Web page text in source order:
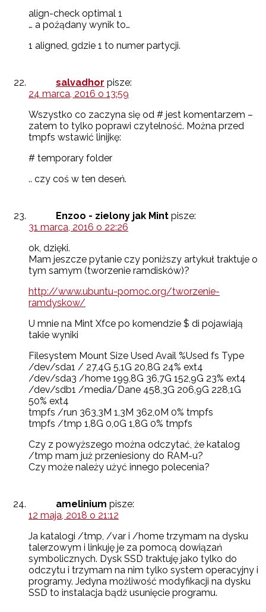
align-check optimal 1
… a pożądany wynik to…
1 aligned, gdzie 1 to numer partycji.
salvadhor pisze:
24 marca, 2016 o 13:59
Wszystko co zaczyna się od # jest komentarzem –
zatem to tylko poprawi czytelność. Można przed
tmpfs wstawić linijkę:
# temporary folder
.. czy coś w ten deseń.
Enzoo - zielony jak Mint pisze:
31 marca, 2016 o 22:26
ok, dzięki.
Mam jeszcze pytanie czy poniższy artykuł traktuje o
tym samym (tworzenie ramdisków)?
http://www.ubuntu-pomoc.org/tworzenie-
ramdyskow/
U mnie na Mint Xfce po komendzie $ di pojawiają
takie wyniki
Filesystem Mount Size Used Avail %Used fs Type
/dev/sda1 / 27,4G 5,1G 20,8G 24% ext4
/dev/sda3 /home 199,8G 36,7G 152,9G 23% ext4
/dev/sdb1 /media/Dane 458,3G 206,9G 228,1G
50% ext4
tmpfs /run 363,3M 1,3M 362,0M 0% tmpfs
tmpfs /tmp 1,8G 0,0G 1,8G 0% tmpfs
Czy z powyższego można odczytać, że katalog
/tmp mam już przeniesiony do RAM-u?
Czy może należy użyć innego polecenia?
amelinium pisze:
12 maja, 2018 o 21:12
Ja katalogi /tmp, /var i /home trzymam na dysku
talerzowym i linkuję je za pomocą dowiązań
symbolicznych. Dysk SSD traktuję jako tylko do
odczytu i trzymam na nim tylko system operacyjny i
programy. Jedyna możliwość modyfikacji na dysku
SSD to instalacja bądź usunięcie programu.